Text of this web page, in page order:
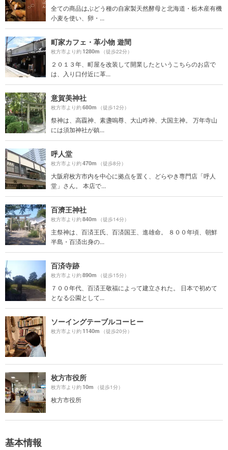
全ての商品はぶどう種の自家製天然酵母と北海道・栃木産有機
小麦を使い、卵・...
町家カフェ・革小物 遊間
枚方市より約1280m （徒歩22分）
２０１３年、町屋を改装して開業したというこちらのお店で
は、入り口付近に革...
意賀美神社
枚方市より約680m （徒歩12分）
祭神は、高龗神、素盞嗚尊、大山咋神、大国主神。 万年寺山
には須加神社が鎮...
呼人堂
枚方市より約470m （徒歩8分）
大阪府枚方市内を中心に拠点を置く、どらやき専門店「呼人
堂」さん。 本店で...
百濟王神社
枚方市より約840m （徒歩14分）
主祭神は、百済王氏、百済国王、進雄命。 ８００年頃、朝鮮
半島・百済出身の...
百済寺跡
枚方市より約890m （徒歩15分）
７００年代、百済王敬福によって建立された。 日本で初めて
となる公園として...
ソーイングテーブルコーヒー
枚方市より約1140m （徒歩20分）
枚方市役所
枚方市より約10m （徒歩1分）
枚方市役所
基本情報